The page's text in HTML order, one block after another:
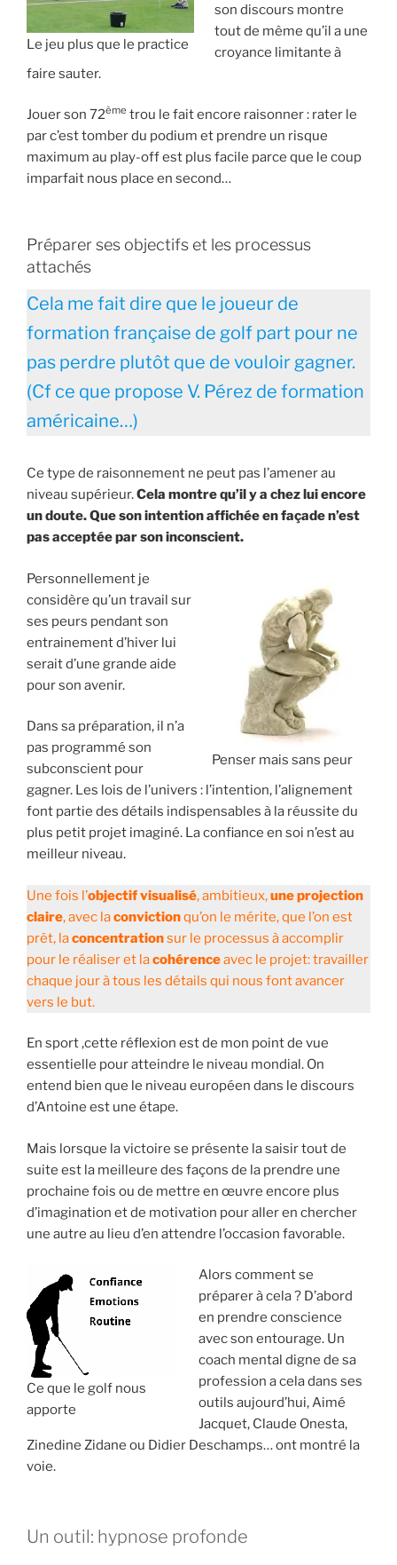
Le jeu plus que le practice
son discours montre
tout de même qu’il a une
croyance limitante à
faire sauter.
Jouer son 72ème trou le fait encore raisonner : rater le
par c’est tomber du podium et prendre un risque
maximum au play-off est plus facile parce que le coup
imparfait nous place en second…
Préparer ses objectifs et les processus
attachés
Cela me fait dire que le joueur de
formation française de golf part pour ne
pas perdre plutôt que de vouloir gagner.
(Cf ce que propose V. Pérez de formation
américaine…)
Ce type de raisonnement ne peut pas l’amener au
niveau supérieur.Cela montre qu’il y a chez lui encore
un doute. Que son intention affichée en façade n’est
pas acceptée par son inconscient.
Penser mais sans peur
Personnellement je
considère qu’un travail sur
ses peurs pendant son
entrainement d’hiver lui
serait d’une grande aide
pour son avenir.
Dans sa préparation, il n’a
pas programmé son
subconscient pour
gagner. Les lois de l’univers : l’intention, l’alignement
font partie des détails indispensables à la réussite du
plus petit projet imaginé. La confiance en soi n’est au
meilleur niveau.
Une fois l’objectif visualisé, ambitieux,une projection
claire, avec laconvictionqu’on le mérite, que l’on est
prêt, laconcentrationsur le processus à accomplir
pour le réaliser et lacohérenceavec le projet: travailler
chaque jour à tous les détails qui nous font avancer
vers le but.
En sport ,cette réflexion est de mon point de vue
essentielle pour atteindre le niveau mondial. On
entend bien que le niveau européen dans le discours
d’Antoine est une étape.
Mais lorsque la victoire se présente la saisir tout de
suite est la meilleure des façons de la prendre une
prochaine fois ou de mettre en œuvre encore plus
d’imagination et de motivation pour aller en chercher
une autre au lieu d’en attendre l’occasion favorable.
Ce que le golf nous
apporte
Alors comment se
préparer à cela ? D’abord
en prendre conscience
avec son entourage. Un
coach mental digne de sa
profession a cela dans ses
outils aujourd’hui, Aimé
Jacquet, Claude Onesta,
Zinedine Zidane ou Didier Deschamps… ont montré la
voie.
Un outil: hypnose profonde